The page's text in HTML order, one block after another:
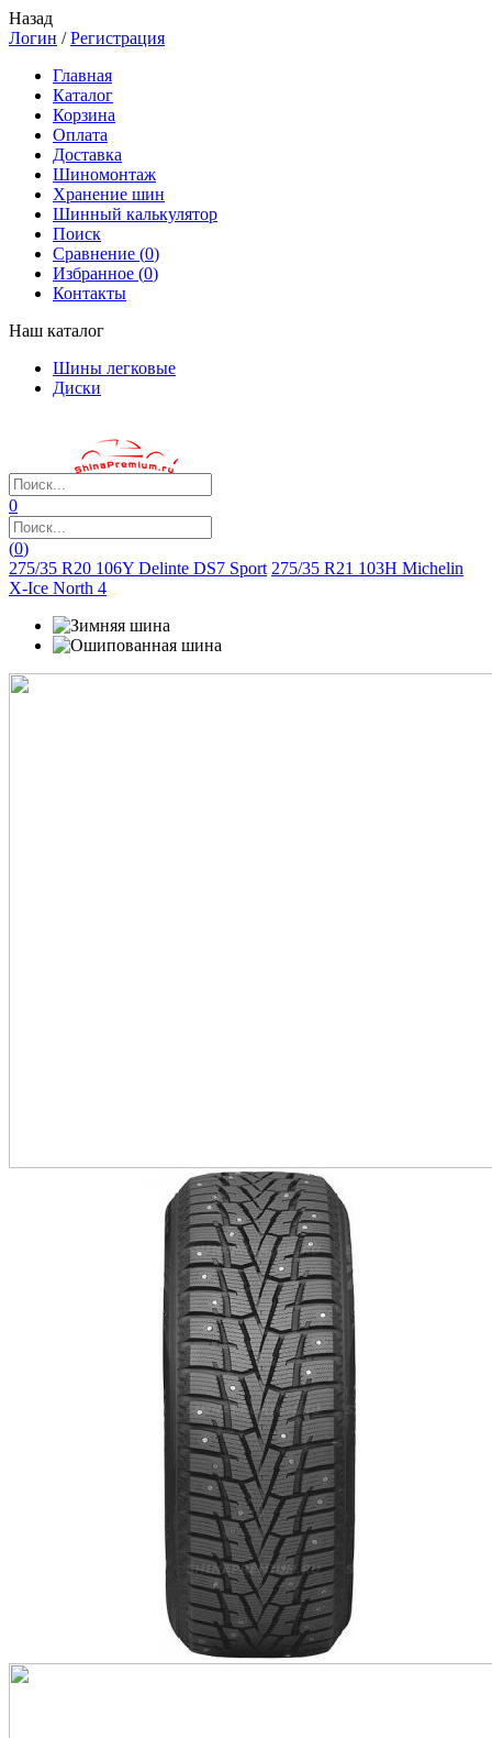
Назад
Логин /Регистрация
Главная
Каталог
Корзина
Оплата
Доставка
Шиномонтаж
Хранение шин
Шинный калькулятор
Поиск
Сравнение (0)
Избранное (0)
Контакты
Наш каталог
Шины легковые
Диски
0
(0)
275/35 R20 106Y Delinte DS7 Sport 275/35 R21 103H Michelin
X-Ice North 4